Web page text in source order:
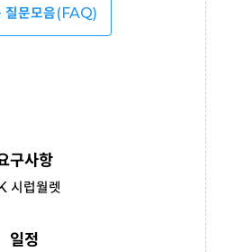
질문모음(FAQ)
구사항
시럽월렛
일정